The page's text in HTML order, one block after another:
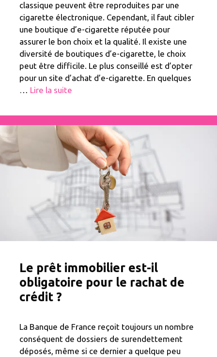
classique peuvent être reproduites par une
cigarette électronique. Cependant, il faut cibler
une boutique d’e-cigarette réputée pour
assurer le bon choix et la qualité. Il existe une
diversité de boutiques d’e-cigarette, le choix
peut être difficile. Le plus conseillé est d’opter
pour un site d’achat d’e-cigarette. En quelques
… Lire la suite
Le prêt immobilier est-il
obligatoire pour le rachat de
crédit ?
La Banque de France reçoit toujours un nombre
conséquent de dossiers de surendettement
déposés, même si ce dernier a quelque peu